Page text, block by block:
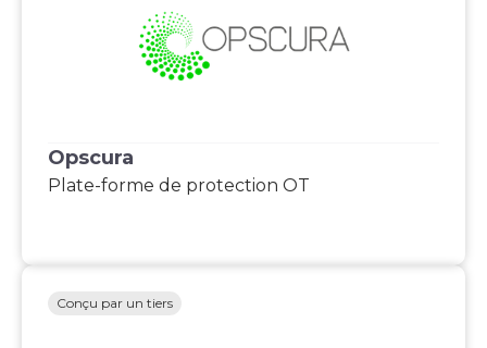
Opscura
Plate-forme de protection OT
Conçu par un tiers